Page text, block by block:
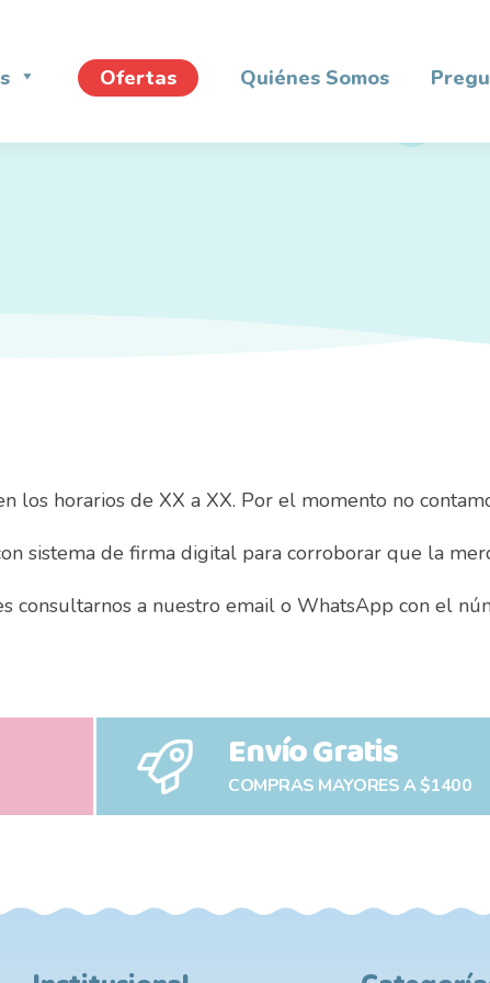
Ofertas Quiénes Somos
los horarios de XX a XX. Por el momento no
sistema de firma digital para corroborar que la
consultarnos a nuestro email o WhatsApp con el
Envío Gratis
COMPRAS MAYORES A $1400